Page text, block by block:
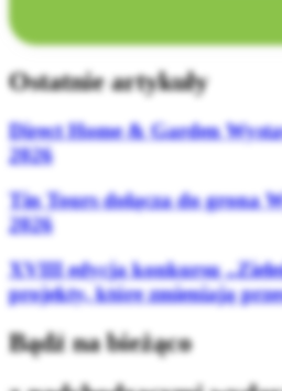
Ostatnie artykuły
Direct Home & Garden
2026
Tin Tours dołącza do grona
2026
XVIII edycja konkursu
projekty, które zmieniają
Bądź na bieżąco